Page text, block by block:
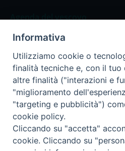
Agenda del vescovo
Agenda del vescovo
Privacy Policy
Termini e
Informativa
Utilizziamo cookie o
finalità tecniche e, con il tuo
altre finalità ("interazioni e
"miglioramento
"targeting e pubblicità")
cookie policy.
Cliccando su "accetta"
cookie. Cliccando su